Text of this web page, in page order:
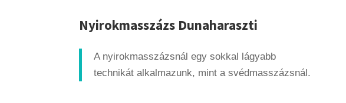
Nyirokmasszázs Dunaharaszti
A nyirokmasszázsnál egy sokkal lágyabb
technikát alkalmazunk, mint a svédmasszázsnál.